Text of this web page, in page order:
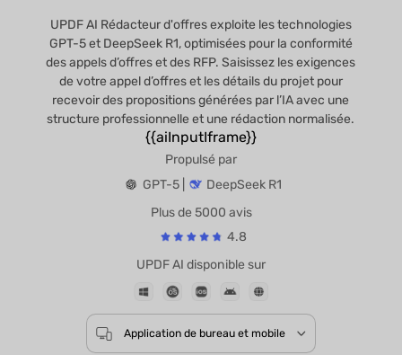
UPDF AI Rédacteur d'offres exploite les technologies
GPT-5 et DeepSeek R1, optimisées pour la conformité
des appels d’offres et des RFP. Saisissez les exigences
de votre appel d’offres et les détails du projet pour
recevoir des propositions générées par l’IA avec une
structure professionnelle et une rédaction normalisée.
{{aiInputIframe}}
Plus de 5000 avis
4.8